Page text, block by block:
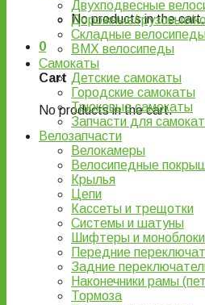
No products in the cart.
0
Cart
No products in the cart.
Двухподвесные
Дорожные/грузовые/
Складные
BMX велосипеды
Самокаты
Детские самокаты
Городские самокаты
Трюковые самокаты
Запчасти для
Велозапчасти
Велокамеры
Велосипедные
Крылья
Цепи
Кассеты и трещотки
Системы и шатуны
Шифтеры и
Передние
Задние
Наконечники рамы
Тормоза